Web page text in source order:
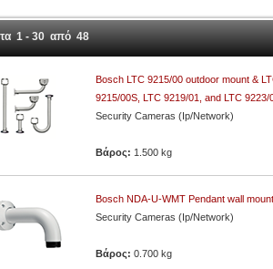
1 - 30 από 48
Bosch LTC 9215/00 outdoor mount &
9215/00S, LTC 9219/01, and LTC 9223/
Security Cameras (Ip/Network)
Βάρος: 1.500 kg
Bosch NDA-U-WMT Pendant wall mount
Security Cameras (Ip/Network)
Βάρος:0.700 kg